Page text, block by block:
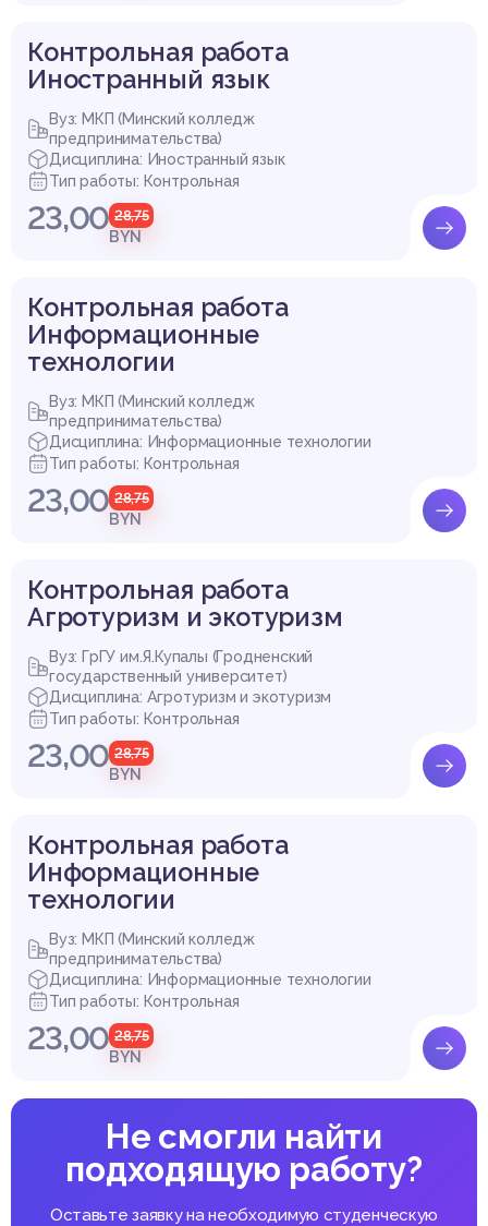
Контрольная работа
Иностранный язык
Вуз: МКП (Минский колледж
предпринимательства)
Дисциплина: Иностранный язык
Тип работы: Контрольная
23,00 28,75
BYN
Контрольная работа
Информационные
технологии
Вуз: МКП (Минский колледж
предпринимательства)
Дисциплина: Информационные технологии
Тип работы: Контрольная
23,00 28,75
BYN
Контрольная работа
Агротуризм и экотуризм
Вуз: ГрГУ им.Я.Купалы (Гродненский
государственный университет)
Дисциплина: Агротуризм и экотуризм
Тип работы: Контрольная
23,00 28,75
BYN
Контрольная работа
Информационные
технологии
Вуз: МКП (Минский колледж
предпринимательства)
Дисциплина: Информационные технологии
Тип работы: Контрольная
23,00 28,75
BYN
Не смогли найти
подходящую работу?
Оставьте заявку на необходимую студенческую